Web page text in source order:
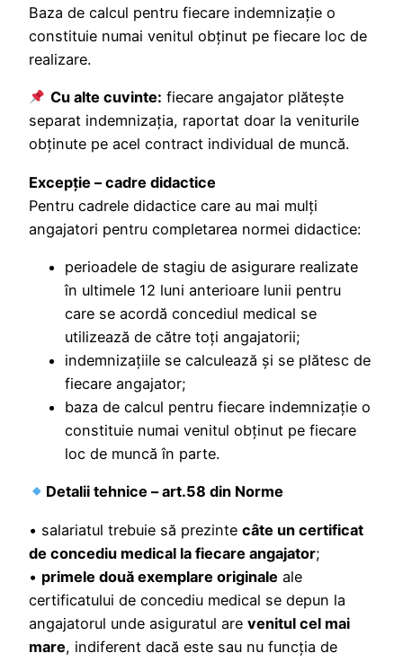
Baza de calcul pentru fiecare indemnizaţie o
constituie numai venitul obţinut pe fiecare loc de
realizare.
Cu alte cuvinte: fiecare angajator plătește
separat indemnizația, raportat doar la veniturile
obținute pe acel contract individual de muncă.
Excepţie – cadre didactice
Pentru cadrele didactice care au mai mulţi
angajatori pentru completarea normei didactice:
perioadele de stagiu de asigurare realizate
în ultimele 12 luni anterioare lunii pentru
care se acordă concediul medical se
utilizează de către toţi angajatorii;
indemnizaţiile se calculează şi se plătesc de
fiecare angajator;
baza de calcul pentru fiecare indemnizaţie o
constituie numai venitul obţinut pe fiecare
loc de muncă în parte.
Detalii tehnice – art.58 din Norme
• salariatul trebuie să prezinte câte un certificat
de concediu medical la fiecare angajator;
• primele două exemplare originale ale
certificatului de concediu medical se depun la
angajatorul unde asiguratul are venitul cel mai
mare, indiferent dacă este sau nu funcţia de